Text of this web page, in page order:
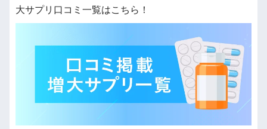
大サプリ口コミ一覧はこちら！